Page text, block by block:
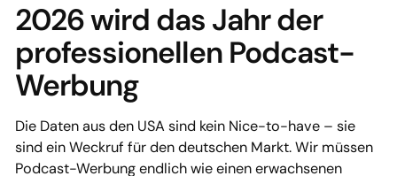
2026 wird das Jahr der
professionellen Podcast-
Werbung
Die Daten aus den USA sind kein Nice-to-have – sie
sind ein Weckruf für den deutschen Markt. Wir müssen
Podcast-Werbung endlich wie einen erwachsenen